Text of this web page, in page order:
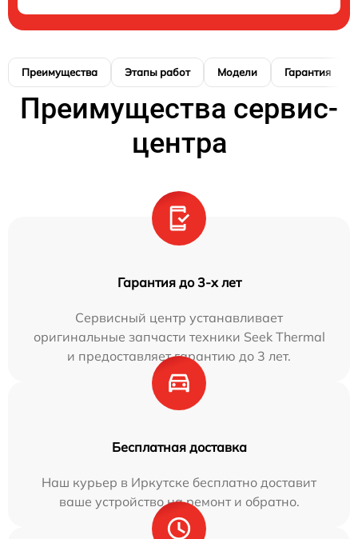
Преимущества Этапы работ Модели Гарантия
Преимущества сервис-
центра
Гарантия до 3-х лет
Сервисный центр устанавливает
оригинальные запчасти техники Seek Thermal
и предоставляет гарантию до 3 лет.
Бесплатная доставка
Наш курьер в Иркутске бесплатно доставит
ваше устройство на ремонт и обратно.